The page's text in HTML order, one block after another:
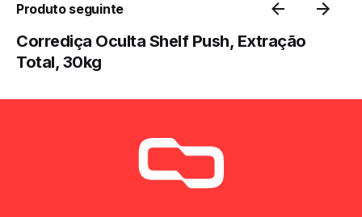
Produto seguinte
Corrediça Oculta Shelf Push, Extração
Total, 30kg